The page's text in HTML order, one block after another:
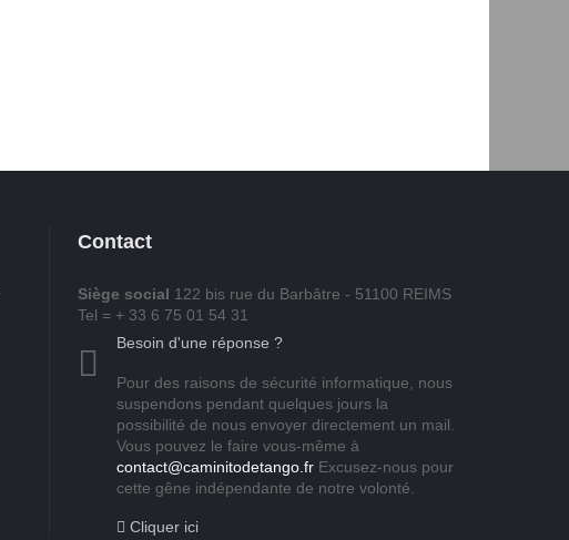
Contact
Siège social 122 bis rue du Barbâtre - 51100 REIMS
Tel = + 33 6 75 01 54 31
Besoin d'une réponse ?
Pour des raisons de sécurité informatique, nous
suspendons pendant quelques jours la
possibilité de nous envoyer directement un mail.
Vous pouvez le faire vous-même à
contact@caminitodetango.fr Excusez-nous pour
cette gêne indépendante de notre volonté.
Cliquer ici